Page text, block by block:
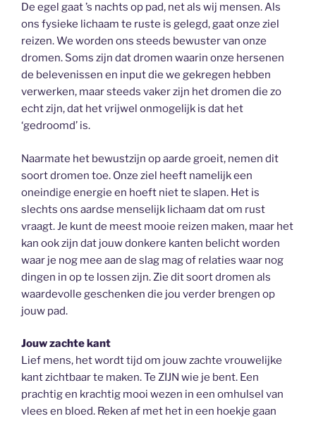
De egel gaat ’s nachts op pad, net als wij mensen. Als
ons fysieke lichaam te ruste is gelegd, gaat onze ziel
reizen. We worden ons steeds bewuster van onze
dromen. Soms zijn dat dromen waarin onze hersenen
de belevenissen en input die we gekregen hebben
verwerken, maar steeds vaker zijn het dromen die zo
echt zijn, dat het vrijwel onmogelijk is dat het
‘gedroomd’ is.
Naarmate het bewustzijn op aarde groeit, nemen dit
soort dromen toe. Onze ziel heeft namelijk een
oneindige energie en hoeft niet te slapen. Het is
slechts ons aardse menselijk lichaam dat om rust
vraagt. Je kunt de meest mooie reizen maken, maar het
kan ook zijn dat jouw donkere kanten belicht worden
waar je nog mee aan de slag mag of relaties waar nog
dingen in op te lossen zijn. Zie dit soort dromen als
waardevolle geschenken die jou verder brengen op
jouw pad.
Jouw zachte kant
Lief mens, het wordt tijd om jouw zachte vrouwelijke
kant zichtbaar te maken. Te ZIJN wie je bent. Een
prachtig en krachtig mooi wezen in een omhulsel van
vlees en bloed. Reken af met het in een hoekje gaan